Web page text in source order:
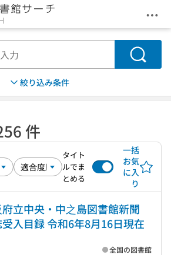
メ
検索
絞り込み条件
件
タイト
ルでま
とめる
一括
お気
に入
り
立中央・中之島図書館新聞
入目録 令和6年8月16日現在
全国の図書館